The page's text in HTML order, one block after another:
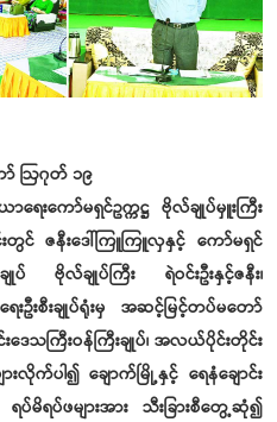
ာ် ဩဂုတ် ၁၉
ရေးကော်မရှင်ဥက္ကဋ္ဌ ဗိုလ်ချုပ်မှူးကြီး
င် ဇနီးဒေါ်ကြူကြူလှနှင့် ကော်မရှင်
ဗိုလ်ချုပ်ကြီး ရဲဝင်းဦးနှင့်ဇနီး၊
းဦးစီးချုပ်ရုံးမှ အဆင့်မြင့်တပ်မတော်
င်းဒေသကြီးဝန်ကြီးချုပ်၊ အလယ်ပိုင်းတိုင်း
လိုက်ပါ၍ ချောက်မြို့နှင့် ရေနံချောင်း
ပ်မိရပ်ဖများအား သီးခြားစီတွေ့ဆုံ၍